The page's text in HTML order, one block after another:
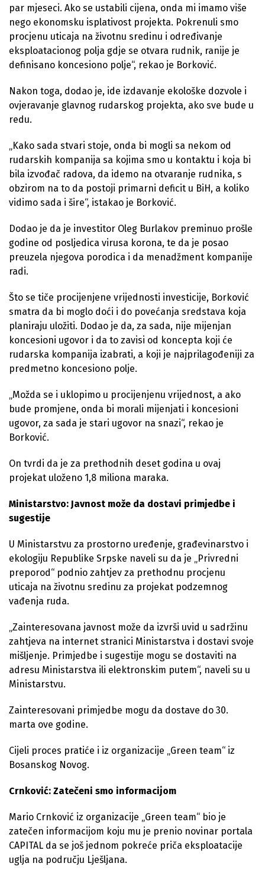
par mjeseci. Ako se ustabili cijena, onda mi imamo više
nego ekonomsku isplativost projekta. Pokrenuli smo
procjenu uticaja na životnu sredinu i određivanje
eksploatacionog polja gdje se otvara rudnik, ranije je
definisano koncesiono polje“, rekao je Borković.
Nakon toga, dodao je, ide izdavanje ekološke dozvole i
ovjeravanje glavnog rudarskog projekta, ako sve bude u
redu.
„Kako sada stvari stoje, onda bi mogli sa nekom od
rudarskih kompanija sa kojima smo u kontaktu i koja bi
bila izvođač radova, da idemo na otvaranje rudnika, s
obzirom na to da postoji primarni deficit u BiH, a koliko
vidimo sada i šire“, istakao je Borković.
Dodao je da je investitor Oleg Burlakov preminuo prošle
godine od posljedica virusa korona, te da je posao
preuzela njegova porodica i da menadžment kompanije
radi.
Što se tiče procijenjene vrijednosti investicije, Borković
smatra da bi moglo doći i do povećanja sredstava koja
planiraju uložiti. Dodao je da, za sada, nije mijenjan
koncesioni ugovor i da to zavisi od koncepta koji će
rudarska kompanija izabrati, a koji je najprilagođeniji za
predmetno koncesiono polje.
„Možda se i uklopimo u procijenjenu vrijednost, a ako
bude promjene, onda bi morali mijenjati i koncesioni
ugovor, za sada je stari ugovor na snazi“, rekao je
Borković.
On tvrdi da je za prethodnih deset godina u ovaj
projekat uloženo 1,8 miliona maraka.
Ministarstvo: Javnost može da dostavi primjedbe i
sugestije
U Ministarstvu za prostorno uređenje, građevinarstvo i
ekologiju Republike Srpske naveli su da je „Privredni
preporod“ podnio zahtjev za prethodnu procjenu
uticaja na životnu sredinu za projekat podzemnog
vađenja ruda.
„Zainteresovana javnost može da izvrši uvid u sadržinu
zahtjeva na internet stranici Ministarstva i dostavi svoje
mišljenje. Primjedbe i sugestije mogu se dostaviti na
adresu Ministarstva ili elektronskim putem“, naveli su u
Ministarstvu.
Zainteresovani primjedbe mogu da dostave do 30.
marta ove godine.
Cijeli proces pratiće i iz organizacije „Green team“ iz
Bosanskog Novog.
Crnković: Zatečeni smo informacijom
Mario Crnković iz organizacije „Green team“ bio je
zatečen informacijom koju mu je prenio novinar portala
CAPITAL da se još jednom pokreće priča eksploatacije
uglja na području Lješljana.